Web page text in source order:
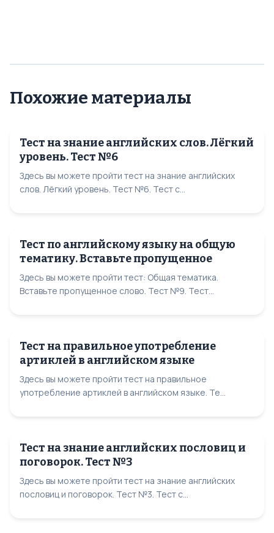
Похожие материалы
Тест на знание английских слов. Лёгкий
уровень. Тест №6
Здесь вы можете пройти тест на знание английских
слов. Лёгкий уровень. Тест №6. Тест с...
Тест по английскому языку на общую
тематику. Вставьте пропущенное
Здесь вы можете пройти тест: Общая тематика.
Вставьте пропущенное слово. Тест №9. Тест...
Тест на правильное употребление
артиклей в английском языке
Здесь вы можете пройти тест на правильное
употребление артиклей в английском языке. Те...
Тест на знание английских пословиц и
поговорок. Тест №3
Здесь вы можете пройти тест на знание английских
пословиц и поговорок. Тест №3. Тест с...